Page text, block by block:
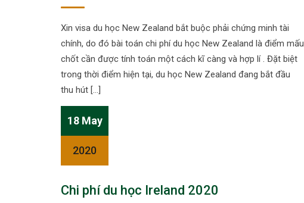
Xin visa du học New Zealand bắt buộc phải chứng minh tài
chính, do đó bài toán chi phí du học New Zealand là điểm mấu
chốt cần được tính toán một cách kĩ càng và hợp lí . Đặt biệt
trong thời điểm hiện tại, du học New Zealand đang bắt đầu
thu hút […]
18 May
2020
Chi phí du học Ireland 2020